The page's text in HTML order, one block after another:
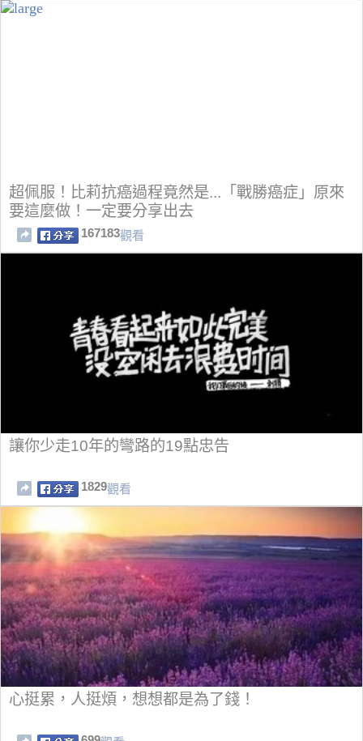
超佩服！比莉抗癌過程竟然是...「戰勝癌症」原來
要這麼做！一定要分享出去
167183觀看
讓你少走10年的彎路的19點忠告
1829觀看
心挺累，人挺煩，想想都是為了錢！